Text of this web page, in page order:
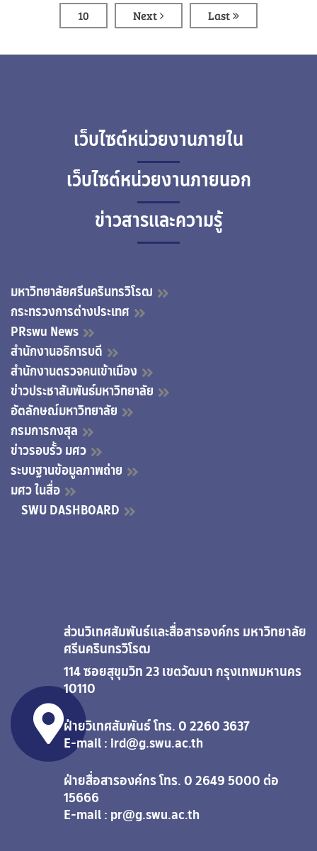
10 Next Last
เว็บไซต์หน่วยงานภายใน
เว็บไซต์หน่วยงานภายนอก
ข่าวสารและความรู้
มหาวิทยาลัยศรีนครินทรวิโรฒ
กระทรวงการต่างประเทศ
PRswu News
สำนักงานอธิการบดี
สำนักงานตรวจคนเข้าเมือง
ข่าวประชาสัมพันธ์มหาวิทยาลัย
อัตลักษณ์มหาวิทยาลัย
กรมการกงสุล
ข่าวรอบรั้ว มศว
ระบบฐานข้อมูลภาพถ่าย
มศว ในสื่อ
SWU DASHBOARD
ส่วนวิเทศสัมพันธ์และสื่อสารองค์กร มหาวิทยาลัย
ศรีนครินทรวิโรฒ
114 ซอยสุขุมวิท 23 เขตวัฒนา กรุงเทพมหานคร
10110
ฝ่ายวิเทศสัมพันธ์ โทร. 0 2260 3637
E-mail : ird@g.swu.ac.th
ฝ่ายสื่อสารองค์กร โทร. 0 2649 5000 ต่อ
15666
E-mail : pr@g.swu.ac.th